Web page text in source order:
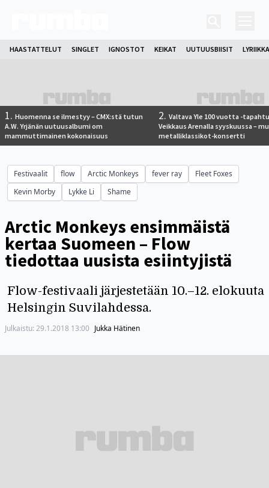
HAASTATTELUT SINGLET IGNOSTOT KEIKAT UUTUUSBIISIT
1. Huomenna se ilmestyy – CMX:stä tutun
A.W. Yrjänän uutuusalbumi om
mammuttimainen kokonaisuus
2. Valtava Yle 100 vuotta -
Veikkaus Arenalla syyskuussa –
metalliklassikot-konsertti
Festivaalit flow Arctic Monkeys fever ray
Fleet Foxes
Kevin Morby
Lykke Li Shame
Arctic Monkeys ensimmäistä
kertaa Suomeen – Flow
tiedottaa uusista esiintyjistä
Flow-festivaali järjestetään 10.–12. elokuuta
Helsingin Suvilahdessa.
Julkaistu: 29.1.2018 13:00 Jukka Hätinen